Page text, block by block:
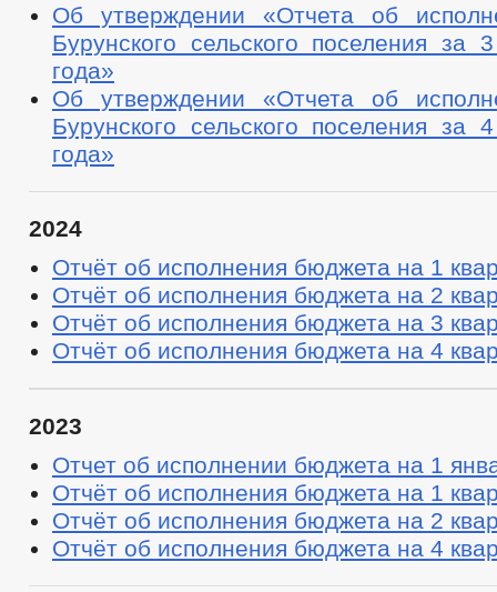
Об утверждении «Отчета об
Бурунского сельского поселения за
года»
Об утверждении «Отчета об
Бурунского сельского поселения за
года»
2024
Отчёт об исполнения бюджета на 1
Отчёт об исполнения бюджета на 2
Отчёт об исполнения бюджета на 3
Отчёт об исполнения бюджета на 4
2023
Отчет об исполнении бюджета на 1
Отчёт об исполнения бюджета на 1
Отчёт об исполнения бюджета на 2
Отчёт об исполнения бюджета на 4